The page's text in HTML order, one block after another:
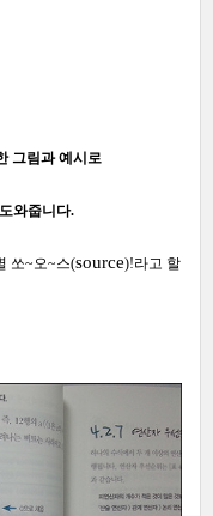
그림과 예시로
와줍니다.
쏘~오~스(source)!라고 할